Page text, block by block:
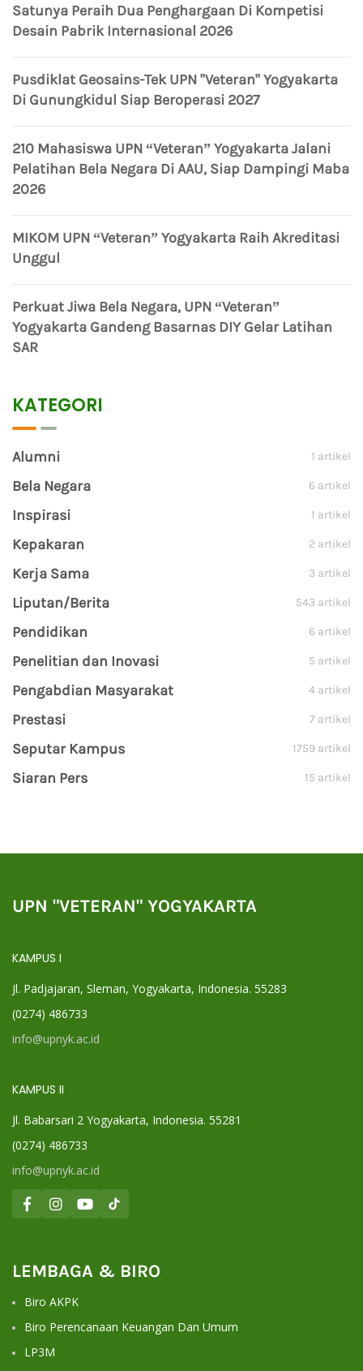
Satunya Peraih Dua Penghargaan Di Kompetisi
Desain Pabrik Internasional 2026
Pusdiklat Geosains-Tek UPN "Veteran" Yogyakarta
Di Gunungkidul Siap Beroperasi 2027
210 Mahasiswa UPN “Veteran” Yogyakarta Jalani
Pelatihan Bela Negara Di AAU, Siap Dampingi Maba
2026
MIKOM UPN “Veteran” Yogyakarta Raih Akreditasi
Unggul
Perkuat Jiwa Bela Negara, UPN “Veteran”
Yogyakarta Gandeng Basarnas DIY Gelar Latihan
SAR
KATEGORI
Alumni 1 artikel
Bela Negara 6 artikel
Inspirasi 1 artikel
Kepakaran 2 artikel
Kerja Sama 3 artikel
Liputan/Berita 543 artikel
Pendidikan 6 artikel
Penelitian dan Inovasi 5 artikel
Pengabdian Masyarakat 4 artikel
Prestasi 7 artikel
Seputar Kampus 1759 artikel
Siaran Pers 15 artikel
UPN "VETERAN" YOGYAKARTA
KAMPUS I
Jl. Padjajaran, Sleman, Yogyakarta, Indonesia. 55283
(0274) 486733
info@upnyk.ac.id
KAMPUS II
Jl. Babarsari 2 Yogyakarta, Indonesia. 55281
(0274) 486733
info@upnyk.ac.id
LEMBAGA & BIRO
Biro AKPK
Biro Perencanaan Keuangan Dan Umum
LP3M